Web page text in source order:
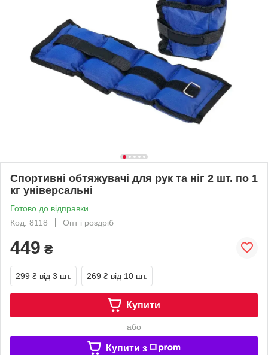
Спортивні обтяжувачі для рук та ніг 2 шт. по 1
кг універсальні
Готово до відправки
Код: 8118
Опт і роздріб
449 ₴
299 ₴ від 3 шт. 269 ₴ від 10 шт.
Купити
або
Купити з